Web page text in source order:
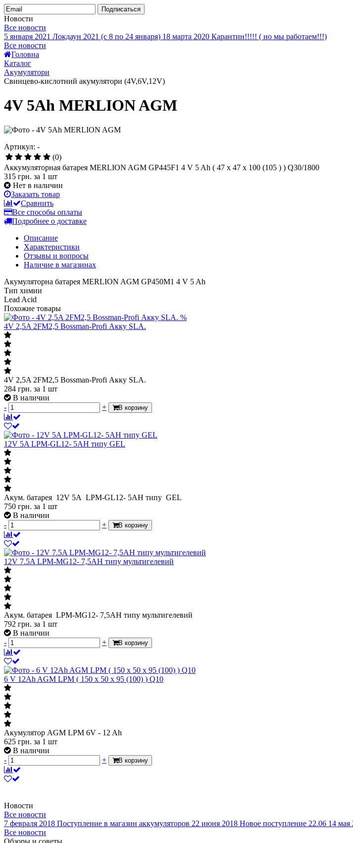
Подписаться
Новости
Все новости
5 января 2021 Локдаун 2021 (с 8 по 24 января) 18 марта 2020 Карантин!!!!! ( но мы работаем!!!)
Все новости
Головна
Каталог
Акумулятори
Свинцево-кислотний акумулятори (4V,6V,12V)
4V 5Ah MERLION AGM
Артикул: -
(0)
Аккумуляторная батарея MERLION AGM GP445F1 4 V 5 Ah ( 47 x 47 x 100 (105 ) ) Q30/1800
315 грн. за 1 шт
Нет в наличии
Заказать товар
Сравнить
Все способы оплаты
Подробнее о доставке
Описание
Характеристики
Отзывы и вопросы
Наличие в магазинах
Акумуляторна батарея MERLION AGM GP450M1 4 V 5 Ah
Тип химии
Lead Acid
Похожие товары
%
4V 2,5A 2FM2,5 Bossman-Profi Акку SLA.
4V 2,5A 2FM2,5 Bossman-Profi Акку SLA.
284 грн. за 1 шт
В наличии
-
+ В корзину
12V 5A LPМ-GL12- 5АН типу GEL
Акум. батарея 12V 5A LPМ-GL12- 5АН типу GEL
750 грн. за 1 шт
В наличии
-
+ В корзину
12V 7.5A LPМ-MG12- 7,5АН типу мультигелевий
Акум. батарея LPМ-MG12- 7,5АН типу мультигелевий
792 грн. за 1 шт
В наличии
-
+ В корзину
6 V 12Ah AGM LPM ( 150 x 50 x 95 (100) ) Q10
Акумулятор AGM LPM 6V - 12 Ah
625 грн. за 1 шт
В наличии
-
+ В корзину
Новости
Все новости
7 февраля 2018 Поступление в магазин аккумуляторов 22 июня 2018 Новое поступление 22.06 14 мая
Все новости
Обзоры и советы